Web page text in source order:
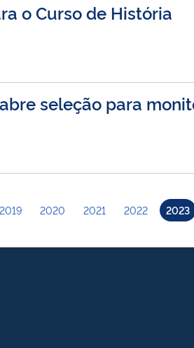
o Curso de História
seleção para
2019 2020 2021 2022 2023